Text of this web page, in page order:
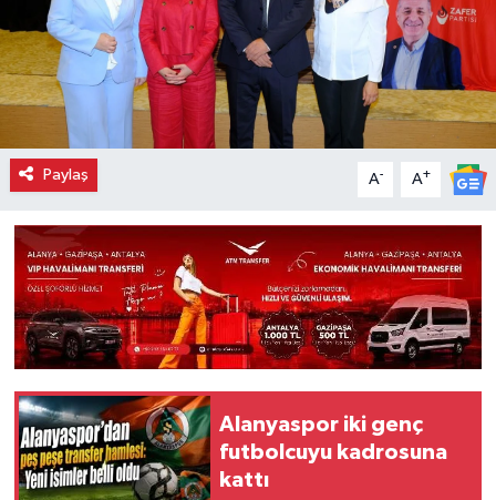
Paylaş A- A+
Alanyaspor iki genç
futbolcuyu kadrosuna
kattı